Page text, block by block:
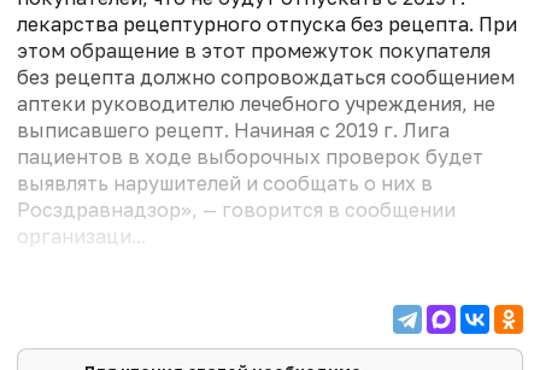
лекарства рецептурного отпуска без рецепта. При
этом обращение в этот промежуток покупателя
без рецепта должно сопровождаться сообщением
аптеки руководителю лечебного учреждения, не
выписавшего рецепт. Начиная с 2019 г. Лига
пациентов в ходе выборочных проверок будет
выявлять нарушителей и сообщать о них в
Росздравнадзор», — говорится в сообщении
организаци...